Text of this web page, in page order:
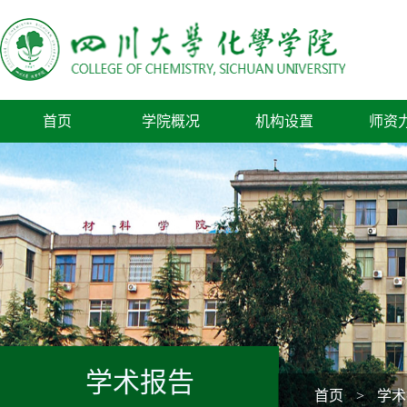
首页 学院概况 机构设置 师资
学术报告 首页 > 学